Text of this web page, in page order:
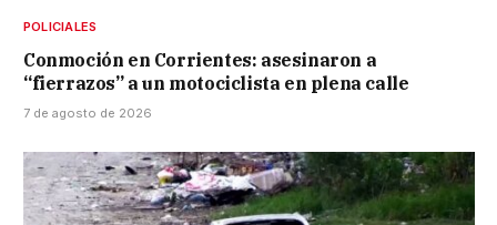
POLICIALES
Conmoción en Corrientes: asesinaron a
“fierrazos” a un motociclista en plena calle
7 de agosto de 2026